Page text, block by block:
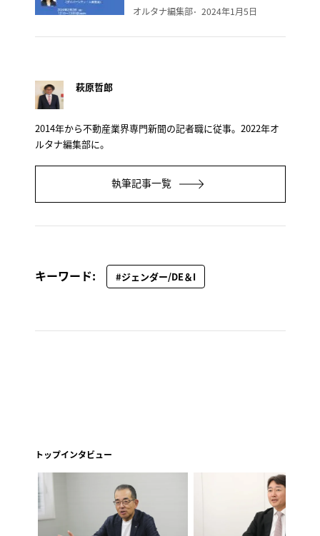
オルタナ編集部 2024年1月5日
萩原哲郎
2014年から不動産業界専門新聞の記者職に従事。2022年オ
ルタナ編集部に。
執筆記事一覧
キーワード: #ジェンダー/DE＆I
トップインタビュー